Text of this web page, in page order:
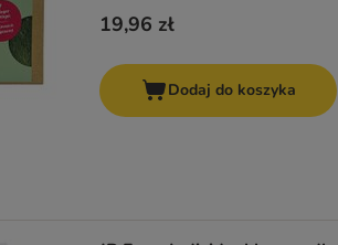
19,96 zł
Dodaj do koszyka